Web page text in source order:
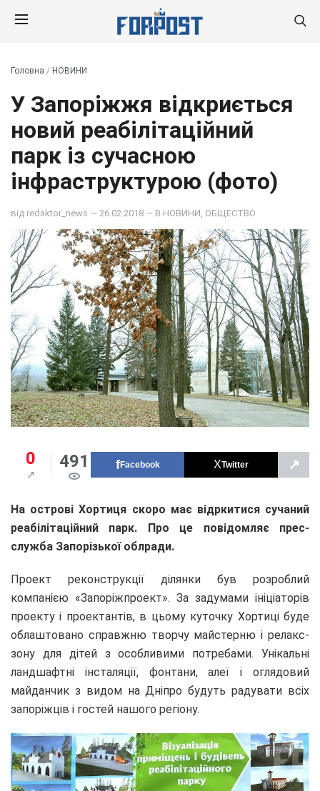
Головна / НОВИНИ
У Запоріжжя відкриється
новий реабілітаційний
парк із сучасною
інфраструктурою (фото)
від redaktor_news — 26.02.2018 — В НОВИНИ ОБЩЕСТВО
0 491 Facebook Twitter ↗
На острові Хортиця скоро має відркитися сучаний
реабілітаційний парк. Про це повідомляє прес-
служба Запорізької облради.
Проект реконструкції ділянки був розроблий
компанією «Запоріжпроект». За задумами ініціаторів
проекту і проектантів, в цьому куточку Хортиці буде
облаштовано справжню творчу майстерню і релакс-
зону для дітей з особливими потребами. Унікальні
ландшафтні інсталяції, фонтани, алеї і оглядовий
майданчик з видом на Дніпро будуть радувати всіх
запоріжців і гостей нашого регіону.